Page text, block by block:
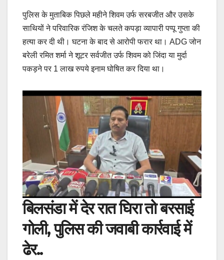
पुलिस के मुताबिक पिछले महीने शिवम उर्फ सरबजीत और उसके
साथियों ने परिवारिक रंजिश के चलते कपड़ा व्यापारी पप्पू गुप्ता की
हत्या कर दी थी। घटना के बाद से आरोपी फरार था। ADG जोन
बरेली रमित शर्मा ने शूटर सर्वजीत उर्फ शिवम को जिंदा या मुर्दा
पकड़ने पर 1 लाख रुपये इनाम घोषित कर दिया था।
बिलसंडा में देर रात घिरा तो बरसाई
गोली, पुलिस की जवाबी कार्रवाई में
ढेर..